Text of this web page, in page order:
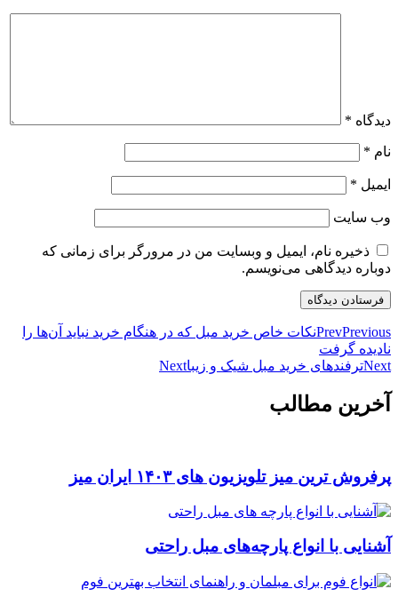
دیدگاه *
نام *
ایمیل *
وب‌ سایت
ذخیره نام، ایمیل و وبسایت من در مرورگر برای زمانی که
دوباره دیدگاهی می‌نویسم.
PrevPrevious
نکات خاص خرید مبل که در هنگام خرید نباید آن‌ها را
نادیده گرفت
Nextترفندهای خرید مبل شیک و زیباNext
آخرین مطالب
پرفروش ترین میز تلویزیون های ۱۴۰۳ ایران میز
آشنایی با انواع پارچه‌های مبل راحتی